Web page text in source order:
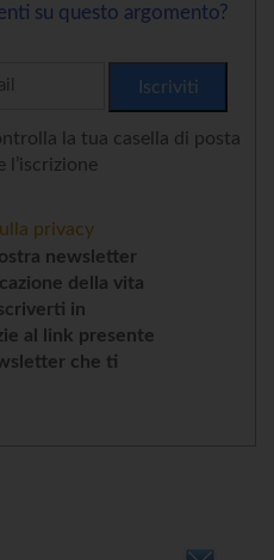
su questo argomento?
la tua casella di posta
l’iscrizione
newsletter
della vita
in
al link presente
che ti
privacy